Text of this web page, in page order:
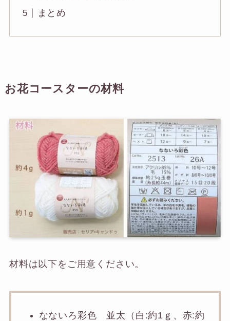
まとめ
お花コースターの材料
材料は以下をご用意ください。
なないろ彩色 並太（白:約1ｇ、赤:約